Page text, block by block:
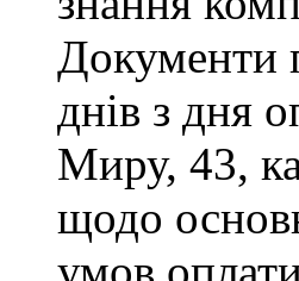
Документи
днів з дня
Миру, 43,
щодо
умов